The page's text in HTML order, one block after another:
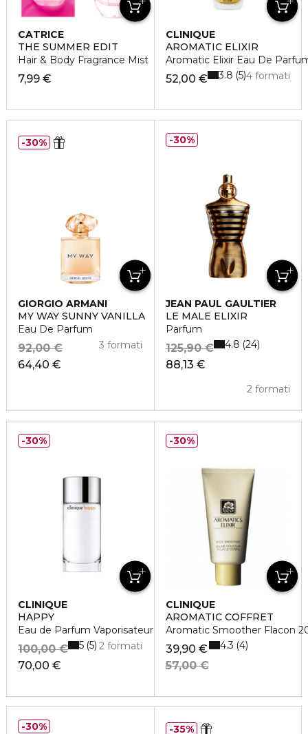
CATRICE
THE SUMMER EDIT
Hair & Body Fragrance Mist
7,99 €
CLINIQUE
AROMATIC ELIXIR
Aromatic Elixir Eau De
52,00 € 4 formati
3.8 5
GIORGIO ARMANI
MY WAY SUNNY VANILLA
Eau De Parfum
64,40 €
92,00 € 3 formati
30%
JEAN PAUL GAULTIER
LE MALE ELIXIR
Parfum
88,13 €
125,90 €
2 formati
4.8 24
30%
CLINIQUE
HAPPY
Eau de Parfum Vaporisateur
70,00 €
100,00 € 2 formati
5 5
30%
CLINIQUE
AROMATIC COFFRET
Aromatic Smoother Flacon
39,90 €
57,00 €
4.3 4
30%
30% 35%